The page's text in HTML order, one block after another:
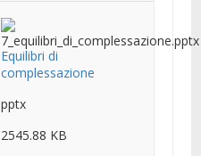
Equilibri di
complessazione
pptx
2545.88 KB